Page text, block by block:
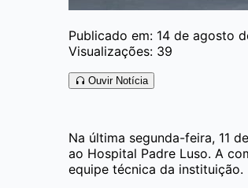
Publicado em: 14 de agosto
Visualizações: 39
Ouvir Notícia
Na última segunda-feira, 11
ao Hospital Padre Luso. A
equipe técnica da instituição.